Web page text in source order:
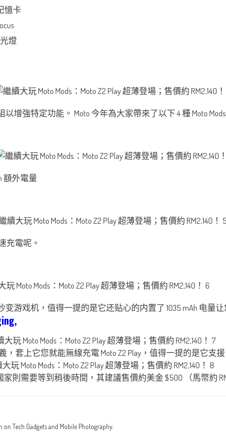
憶卡
燈
增強特定功能。 Moto 今年為大家帶來了以下 4 種 Moto
額外電量
充電呢。
变游戏机，值得一提的是它还贴心的内置了 1035 mAh 电量
套上它您就能無線充電 Moto Z2 Play，值得一提的是它支援
家則需要等到稍後時間，其建議售價約美金 $500 （馬幣約
Tech Gadgets and Mobile Photography.